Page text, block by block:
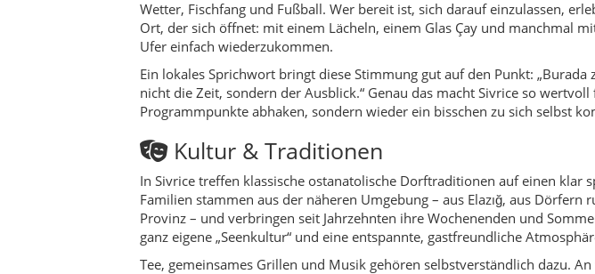
Tee, gemeinsames Grillen und Musik gehören selbstverständlich dazu.
Pensionen und Campingplätze mal orientalische Klänge, mal türkischen
Hochzeiten werden in Sivrice gern im Sommer gefeiert – oft mit Blick aufs
zusammen, es wird getanzt, gegessen und bis spät in die Nacht gelacht.
Religiöse Feste wie Ramazan Bayramı und Kurban Bayramı werden
gemeinsamem Essen und Besuchen auf den Friedhöfen. Gerade dann
Aktivitäten
Sivrice ist ein Traum für alle, die ihren Urlaub aktiv, aber nicht hektisch
Stand-up-Paddling, Tretboot fahren, gemütliche Bootstouren und
und kleine Stege, von denen aus du direkt ins Wasser steigen kannst.
zum Verleih an.